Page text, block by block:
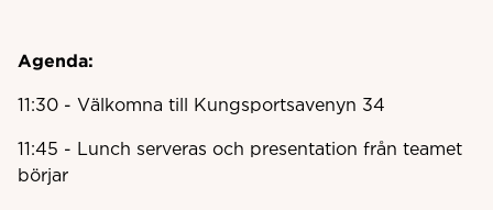
Agenda:
11:30 - Välkomna till Kungsportsavenyn 34
11:45 - Lunch serveras och presentation från teamet
börjar